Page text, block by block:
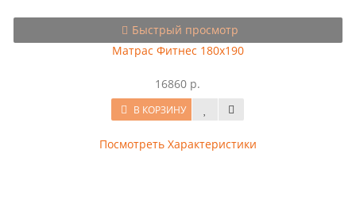
Быстрый просмотр
Матрас Фитнес 180x190
16860 р.
В КОРЗИНУ
Посмотреть Характеристики